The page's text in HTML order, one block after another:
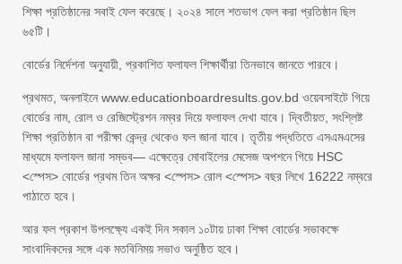
শিক্ষা প্রতিষ্ঠানের সবাই ফেল করেছে। ২০২৪ সালে শতভাগ ফেল করা প্রতিষ্ঠান ছিল
৬৫টি।
বোর্ডের নির্দেশনা অনুযায়ী, প্রকাশিত ফলাফল শিক্ষার্থীরা তিনভাবে জানতে পারবে।
প্রথমত, অনলাইনে www.educationboardresults.gov.bd ওয়েবসাইটে গিয়ে
বোর্ডের নাম, রোল ও রেজিস্ট্রেশন নম্বর দিয়ে ফলাফল দেখা যাবে। দ্বিতীয়ত, সংশ্লিষ্ট
শিক্ষা প্রতিষ্ঠান বা পরীক্ষা কেন্দ্র থেকেও ফল জানা যাবে। তৃতীয় পদ্ধতিতে এসএমএসের
মাধ্যমে ফলাফল জানা সম্ভব— এক্ষেত্রে মোবাইলের মেসেজ অপশনে গিয়ে HSC
<স্পেস> বোর্ডের প্রথম তিন অক্ষর <স্পেস> রোল <স্পেস> বছর লিখে 16222 নম্বরে
পাঠাতে হবে।
আর ফল প্রকাশ উপলক্ষ্যে একই দিন সকাল ১০টায় ঢাকা শিক্ষা বোর্ডের সভাকক্ষে
সাংবাদিকদের সঙ্গে এক মতবিনিময় সভাও অনুষ্ঠিত হবে।